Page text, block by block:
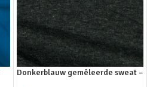
Donkerblauw gemêleerde sweat –